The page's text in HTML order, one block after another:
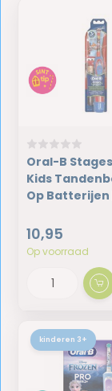
Oral-B
Kids
Op Batterijen
10,95
Op voorraad
kinderen 3+